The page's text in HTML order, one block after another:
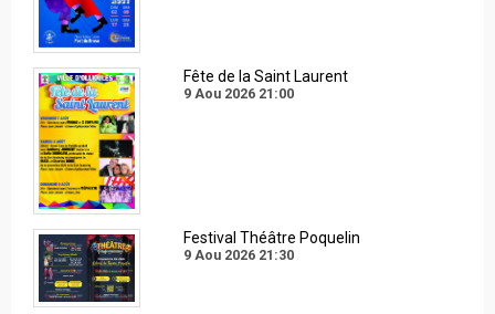
Fête de la Saint Laurent
9 Aou 2026 21:00
Festival Théâtre Poquelin
9 Aou 2026 21:30